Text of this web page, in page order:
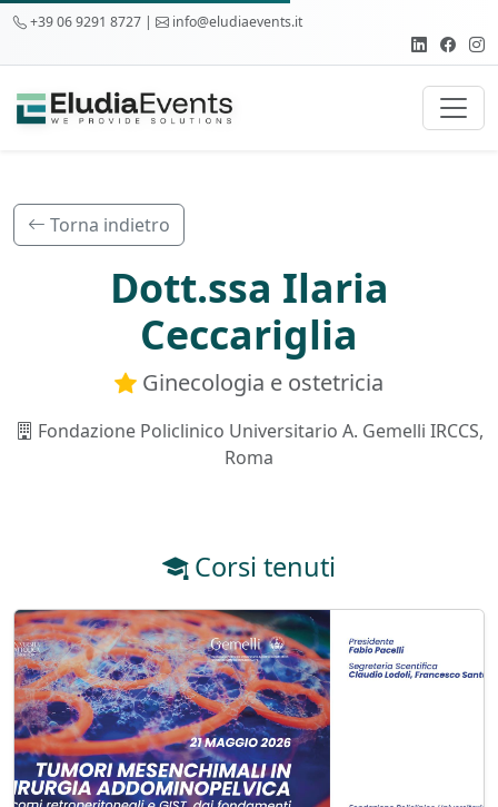
+39 06 9291 8727 | info@eludiaevents.it
Torna indietro
Dott.ssa Ilaria
Ceccariglia
Ginecologia e ostetricia
Fondazione Policlinico Universitario A. Gemelli IRCCS,
Roma
Corsi tenuti